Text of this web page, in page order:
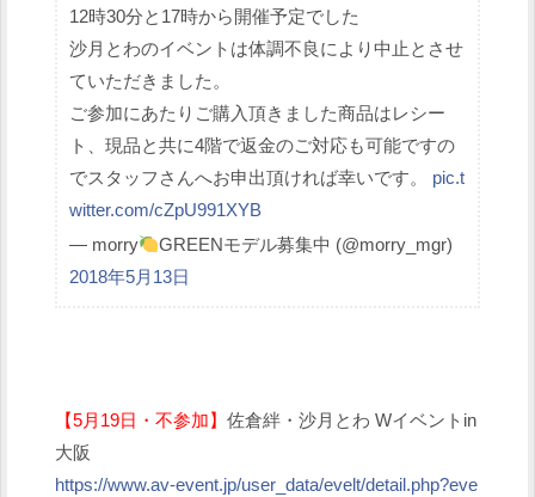
12時30分と17時から開催予定でした
沙月とわのイベントは体調不良により中止とさせ
ていただきました。
ご参加にあたりご購入頂きました商品はレシー
ト、現品と共に4階で返金のご対応も可能ですの
でスタッフさんへお申出頂ければ幸いです。 pic.t
witter.com/cZpU991XYB
— morry
GREENモデル募集中 (@morry_mgr)
2018年5月13日
【5月19日・不参加】 佐倉絆・沙月とわ Wイベントin
大阪
https://www.av-event.jp/user_data/evelt/detail.php?eve